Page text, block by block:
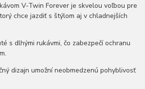
V-Twin Forever je skvelou voľbou pre
chce jazdiť s štýlom aj v chladnejších
s dlhými rukávmi, čo zabezpečí ochranu
dizajn umožní neobmedzenú pohyblivosť